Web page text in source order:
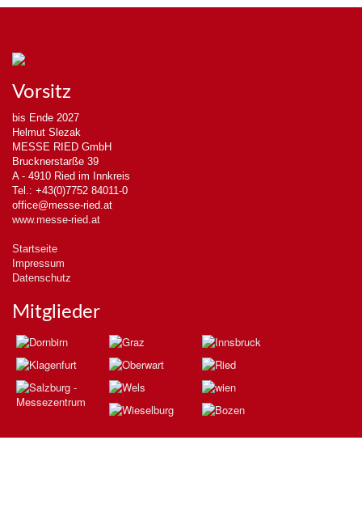
Vorsitz
bis Ende 2027
Helmut Slezak
MESSE RIED GmbH
Brucknerstarße 39
A - 4910 Ried im Innkreis
Tel.: +43(0)7752 84011-0
office@messe-ried.at
www.messe-ried.at
Startseite
Impressum
Datenschutz
Mitglieder